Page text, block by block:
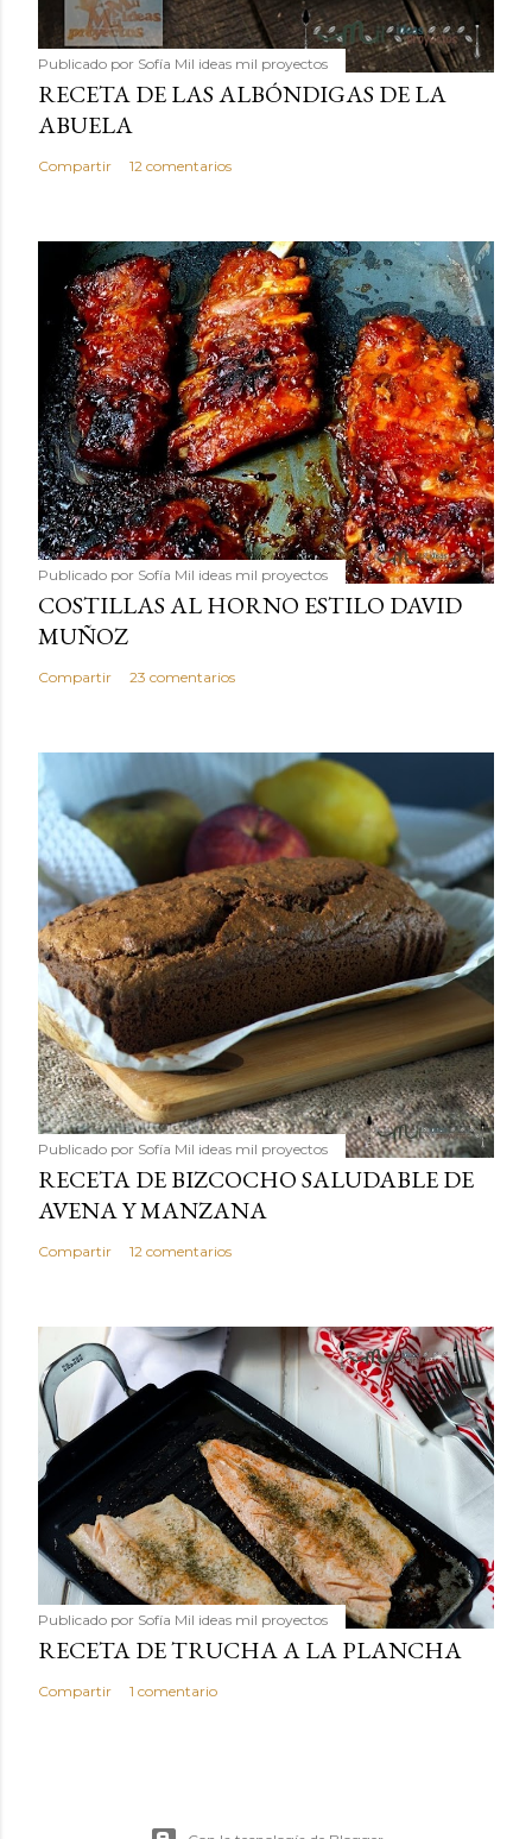
Publicado por Sofía Mil ideas mil proyectos
RECETA DE LAS ALBÓNDIGAS DE LA
ABUELA
Compartir 12 comentarios
Publicado por Sofía Mil ideas mil proyectos
COSTILLAS AL HORNO ESTILO DAVID
MUÑOZ
Compartir 23 comentarios
Publicado por Sofía Mil ideas mil proyectos
RECETA DE BIZCOCHO SALUDABLE DE
AVENA Y MANZANA
Compartir 12 comentarios
Publicado por Sofía Mil ideas mil proyectos
RECETA DE TRUCHA A LA PLANCHA
Compartir 1 comentario